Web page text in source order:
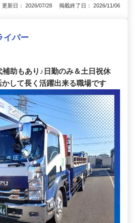
更新日： 2026/07/28 掲載終了日： 2026/11/06
イバー
補助もあり♪日勤のみ＆土日祝休
して長く活躍出来る職場です